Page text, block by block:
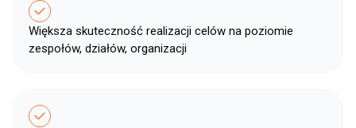
Większa skuteczność realizacji celów na poziomie
zespołów, działów, organizacji​